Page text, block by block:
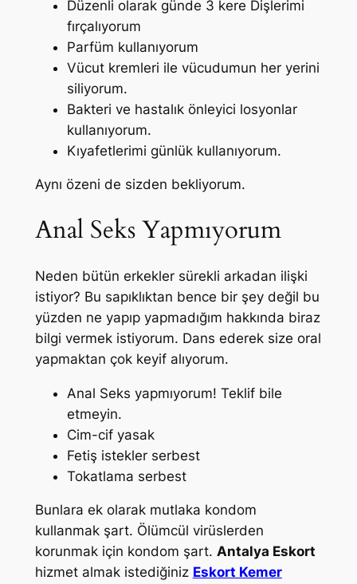
Düzenli olarak günde 3 kere Dişlerimi
fırçalıyorum
Parfüm kullanıyorum
Vücut kremleri ile vücudumun her yerini
siliyorum.
Bakteri ve hastalık önleyici losyonlar
kullanıyorum.
Kıyafetlerimi günlük kullanıyorum.
Aynı özeni de sizden bekliyorum.
Anal Seks Yapmıyorum
Neden bütün erkekler sürekli arkadan ilişki
istiyor? Bu sapıklıktan bence bir şey değil bu
yüzden ne yapıp yapmadığım hakkında biraz
bilgi vermek istiyorum. Dans ederek size oral
yapmaktan çok keyif alıyorum.
Anal Seks yapmıyorum! Teklif bile
etmeyin.
Cim-cif yasak
Fetiş istekler serbest
Tokatlama serbest
Bunlara ek olarak mutlaka kondom
kullanmak şart. Ölümcül virüslerden
korunmak için kondom şart. Antalya Eskort
hizmet almak istediğiniz Eskort Kemer